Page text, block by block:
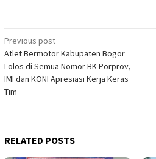
Post
navigation
Previous post
Atlet Bermotor Kabupaten Bogor
Lolos di Semua Nomor BK Porprov,
IMI dan KONI Apresiasi Kerja Keras
Tim
RELATED POSTS